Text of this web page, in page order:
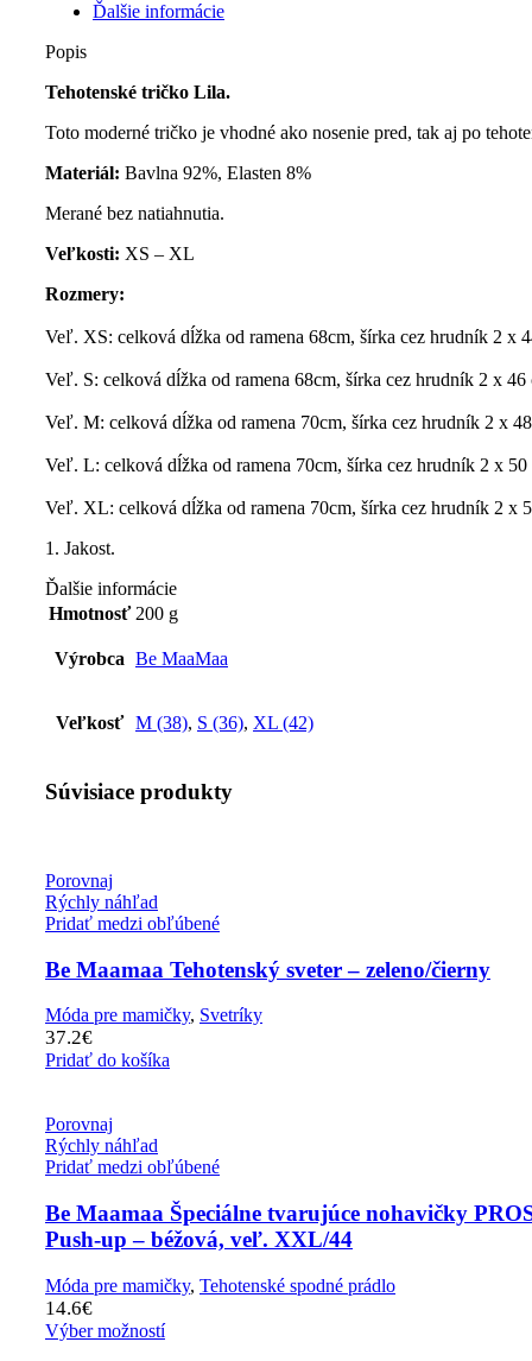
Ďalšie informácie
Popis
Tehotenské tričko Lila.
Toto moderné tričko je vhodné ako nosenie pred, tak aj po
Materiál: Bavlna 92%, Elasten 8%
Merané bez natiahnutia.
Veľkosti: XS – XL
Rozmery:
Veľ. XS: celková dĺžka od ramena 68cm, šírka cez hrudník 2 x
Veľ. S: celková dĺžka od ramena 68cm, šírka cez hrudník 2 x 46
Veľ. M: celková dĺžka od ramena 70cm, šírka cez hrudník 2 x
Veľ. L: celková dĺžka od ramena 70cm, šírka cez hrudník 2 x 50
Veľ. XL: celková dĺžka od ramena 70cm, šírka cez hrudník 2 x
1. Jakost.
Ďalšie informácie
Hmotnosť 200 g
Výrobca Be MaaMaa
Veľkosť M (38), S (36), XL (42)
Súvisiace produkty
Porovnaj
Rýchly náhľad
Pridať medzi obľúbené
Be Maamaa Tehotenský sveter – zeleno/čierny
Móda pre mamičky, Svetríky
37.2€
Pridať do košíka
Porovnaj
Rýchly náhľad
Pridať medzi obľúbené
Be Maamaa Špeciálne tvarujúce nohavičky
Push-up – béžová, veľ. XXL/44
Móda pre mamičky, Tehotenské spodné prádlo
14.6€
Výber možností